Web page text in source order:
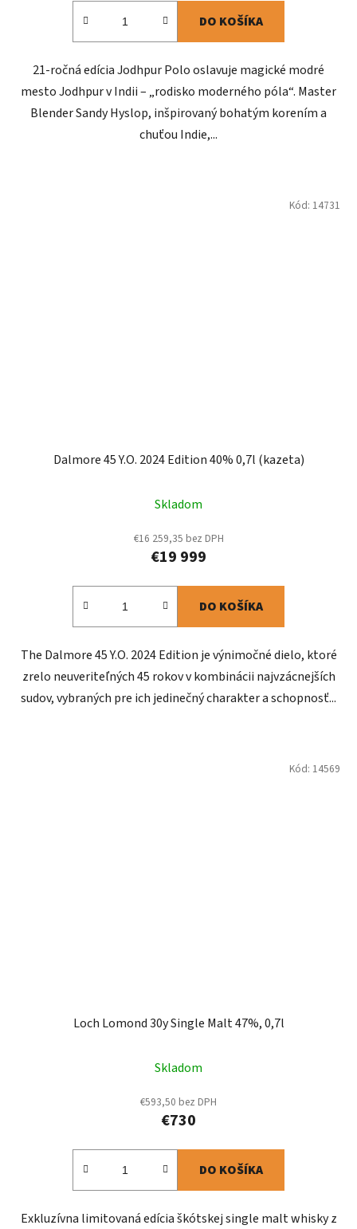
DO KOŠÍKA
21-ročná edícia Jodhpur Polo oslavuje magické modré
mesto Jodhpur v Indii – „rodisko moderného póla“. Master
Blender Sandy Hyslop, inšpirovaný bohatým korením a
chuťou Indie,...
Dalmore 45 Y.O. 2024 Edition 40% 0,7l (kazeta)
Skladom
€16 259,35 bez DPH
€19 999
DO KOŠÍKA
The Dalmore 45 Y.O. 2024 Edition je výnimočné dielo, ktoré
zrelo neuveriteľných 45 rokov v kombinácii najvzácnejších
sudov, vybraných pre ich jedinečný charakter a schopnosť...
Kód: 14731
Loch Lomond 30y Single Malt 47%, 0,7l
Skladom
€593,50 bez DPH
€730
DO KOŠÍKA
Exkluzívna limitovaná edícia škótskej single malt whisky z
Kód: 14569